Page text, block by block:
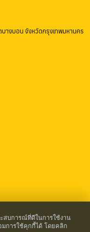
างบอน จังหวัดกรุงเทพมหานคร
สบการณ์ที่ดีในการใช้งาน
มการใช้คุกกี้ได้ โดยคลิก